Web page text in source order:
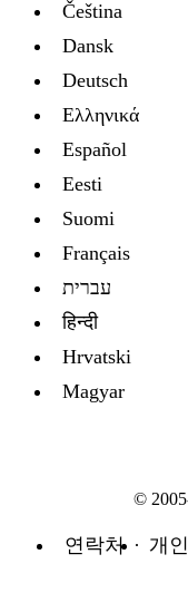
Čeština
Dansk
Deutsch
Ελληνικά
Español
Eesti
Suomi
Français
עברית
हिन्दी
Hrvatski
Magyar
©
연락처 개